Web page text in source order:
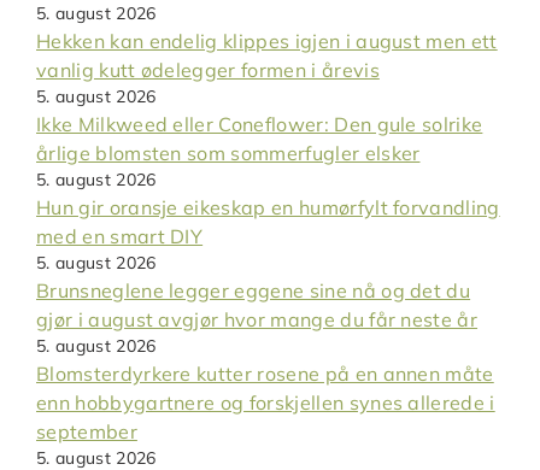
5. august 2026
Hekken kan endelig klippes igjen i august men ett
vanlig kutt ødelegger formen i årevis
5. august 2026
Ikke Milkweed eller Coneflower: Den gule solrike
årlige blomsten som sommerfugler elsker
5. august 2026
Hun gir oransje eikeskap en humørfylt forvandling
med en smart DIY
5. august 2026
Brunsneglene legger eggene sine nå og det du
gjør i august avgjør hvor mange du får neste år
5. august 2026
Blomsterdyrkere kutter rosene på en annen måte
enn hobbygartnere og forskjellen synes allerede i
september
5. august 2026